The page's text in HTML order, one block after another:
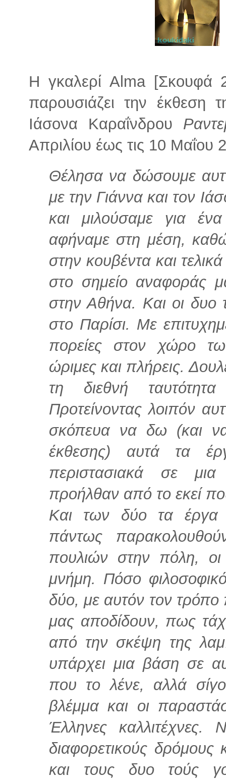
Η γκαλερί Alma [Σκουφά
παρουσιάζει την έκθεση
Ιάσονα Καραΐνδρου
Απριλίου έως τις 10 Μαΐου
Θέλησα να δώσουμε
με την Γιάννα και τον
και μιλούσαμε για
αφήναμε στη μέση,
στην κουβέντα και
στο σημείο αναφοράς
στην Αθήνα. Και οι δυο
στο Παρίσι. Με
πορείες στον χώρο
ώριμες και πλήρεις.
τη διεθνή
Προτείνοντας λοιπόν
σκόπευα να δω (και
έκθεσης) αυτά τα
περιστασιακά σε
προήλθαν από το εκεί
Και των δύο τα έργα
πάντως
πουλιών στην πόλη,
μνήμη. Πόσο
δύο, με αυτόν τον τρόπο
μας αποδίδουν, πως
από την σκέψη της
υπάρχει μια βάση σε
που το λένε, αλλά
βλέμμα και οι
Έλληνες
διαφορετικούς δρόμους
και τους δυο τούς